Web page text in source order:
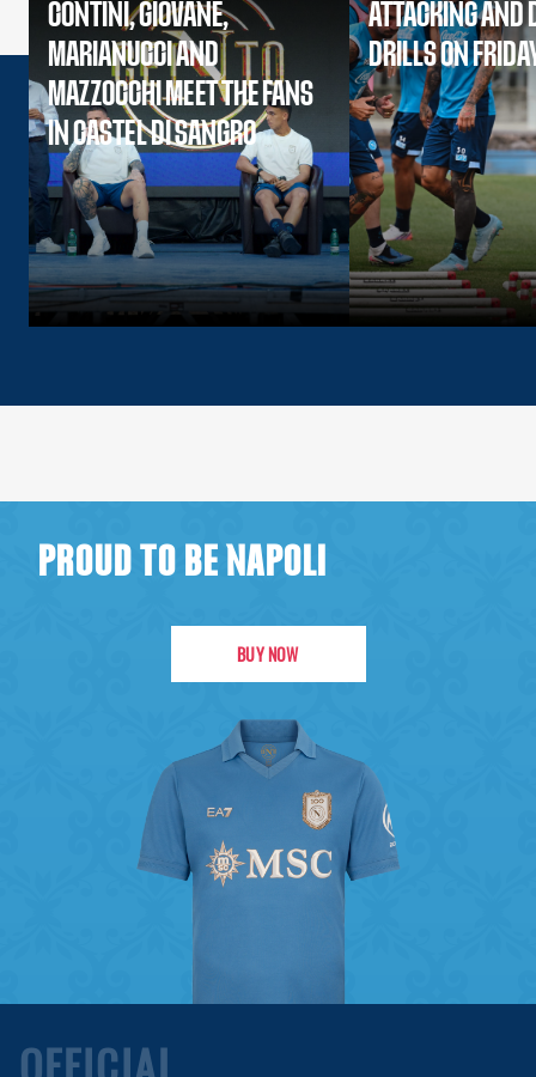
CONTINI, GIOVANE,
MARIANUCCI AND
MAZZOCCHI MEET THE FANS
IN CASTEL DI SANGRO
ATTACKING AND
DRILLS ON
PROUD TO BE NAPOLI
BUY NOW